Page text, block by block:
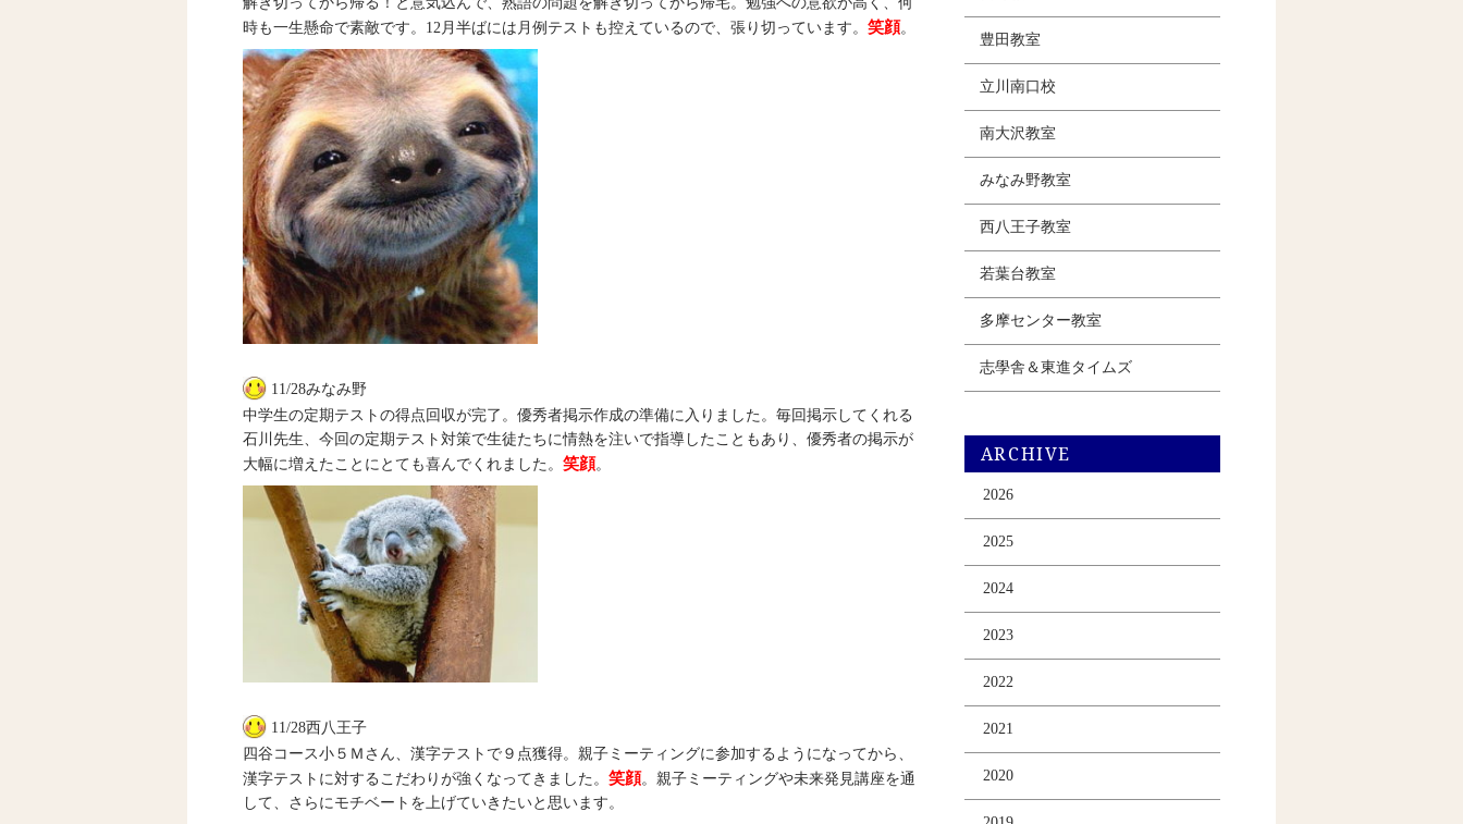
時も一生懸命で素敵です。12月半ばには月例テストも控えているので、張り切っています。笑顔。
11/28みなみ野
中学生の定期テストの得点回収が完了。優秀者掲示作成の準備に入りました。毎回掲示してくれる
石川先生、今回の定期テスト対策で生徒たちに情熱を注いで指導したこともあり、優秀者の掲示が
大幅に増えたことにとても喜んでくれました。笑顔。
11/28西八王子
四谷コース小５Ｍさん、漢字テストで９点獲得。親子ミーティングに参加するようになってから、
漢字テストに対するこだわりが強くなってきました。笑顔。親子ミーティングや未来発見講座を通
して、さらにモチベートを上げていきたいと思います。
豊田教室
立川南口校
南大沢教室
みなみ野教室
西八王子教室
若葉台教室
多摩センター教室
志學舎＆東進タイムズ
ARCHIVE
2026
2025
2024
2023
2022
2021
2020